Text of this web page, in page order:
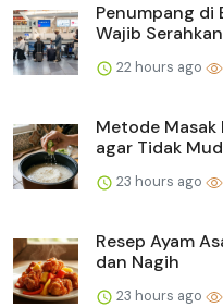
Penumpang di
Wajib
22 hours ago
Metode Masak
agar Tidak
23 hours ago
Resep Ayam
dan Nagih
23 hours ago